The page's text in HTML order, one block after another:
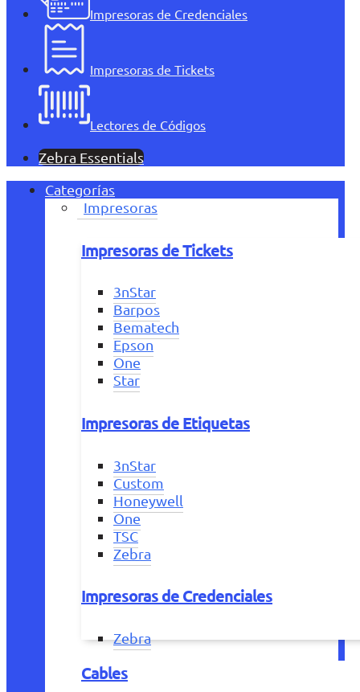
Impresoras de Credenciales
Impresoras de Tickets
Lectores de Códigos
Zebra Essentials
Categorías
Impresoras
Impresoras de Tickets
3nStar
Barpos
Bematech
Epson
One
Star
Impresoras de Etiquetas
3nStar
Custom
Honeywell
One
TSC
Zebra
Impresoras de Credenciales
Zebra
Cables